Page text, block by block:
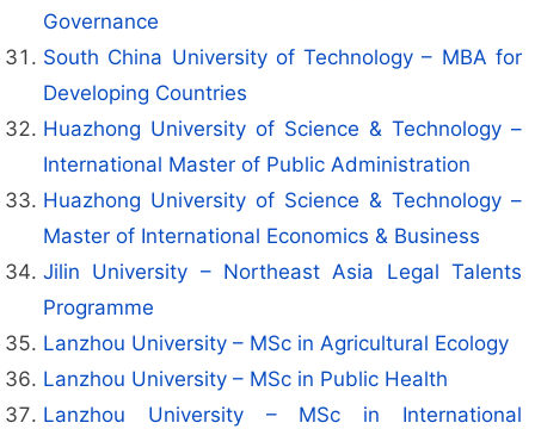
Governance
South China University of Technology – MBA for
Developing Countries
Huazhong University of Science & Technology –
International Master of Public Administration
Huazhong University of Science & Technology –
Master of International Economics & Business
Jilin University – Northeast Asia Legal Talents
Programme
Lanzhou University – MSc in Agricultural Ecology
Lanzhou University – MSc in Public Health
Lanzhou University – MSc in International